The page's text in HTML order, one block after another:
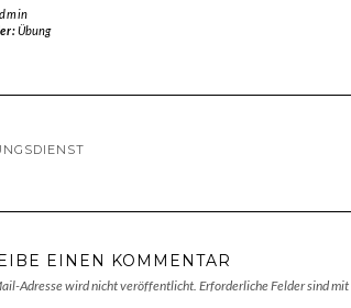
Übung
EINEN KOMMENTAR
Adresse wird nicht veröffentlicht. Erforderliche Felder sind mit